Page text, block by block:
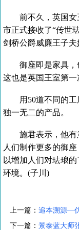
前不久，英国女
市正式接收了“传世
剑桥公爵威廉王子夫
御座即是家具，也
这也是英国王室第一
用50道不同的工
独一无二的产品。
施君表示，他有
人们制作更多的御
以增加人们对珐琅
环境。(子川)
上一篇： 追本溯源—
下一篇： 景泰蓝大师